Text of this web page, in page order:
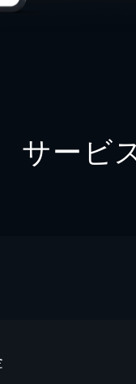
サービ